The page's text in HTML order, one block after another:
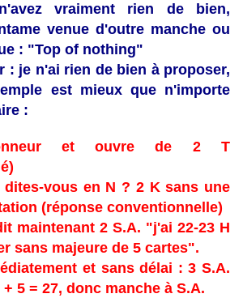
vraiment rien de bien,
venue d'outre manche ou
: "Top of nothing"
: je n'ai rien de bien à proposer,
est mieux que n'importe
:
et ouvre de 2 T
dites-vous en N ? 2 K sans une
(réponse conventionnelle)
maintenant 2 S.A. "j'ai 22-23 H
sans majeure de 5 cartes".
et sans délai : 3 S.A.
5 = 27, donc manche à S.A.